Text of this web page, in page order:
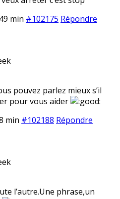
min #102175 Répondre
pouvez parlez mieux s’il
pour vous aider
min #102188 Répondre
l’autre.Une phrase,un